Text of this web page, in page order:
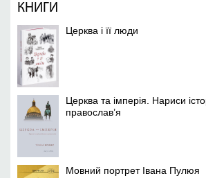
КНИГИ
Церква і її люди
Церква та імперія. Нариси
православ’я
Мовний портрет Івана Пулюя